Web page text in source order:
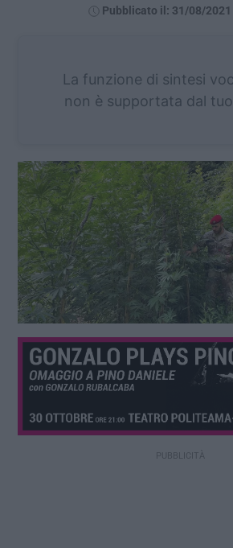
Pubblicato il: 31/08/2021
La funzione di sintesi
non è supportata dal